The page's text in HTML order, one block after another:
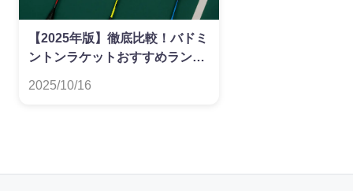
【2025年版】徹底比較！バドミ
ントンラケットおすすめランキ
2025/10/16